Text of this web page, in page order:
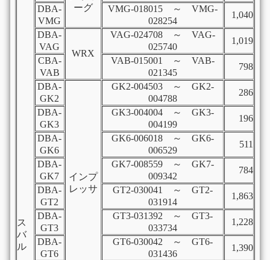
ス
バ
ル
ーグ
DBA-
VMG
VMG-018015 ～ VMG-
028254
1,040
DBA-
VAG
WRX
VAG-024708 ～ VAG-
025740
1,019
CBA-
VAB
VAB-015001 ～ VAB-
021345
798
DBA-
GK2
インプ
レッサ
GK2-004503 ～ GK2-
004788
286
DBA-
GK3
GK3-004004 ～ GK3-
004199
196
DBA-
GK6
GK6-006018 ～ GK6-
006529
511
DBA-
GK7
GK7-008559 ～ GK7-
009342
784
DBA-
GT2
GT2-030041 ～ GT2-
031914
1,863
DBA-
GT3
GT3-031392 ～ GT3-
033734
1,228
DBA-
GT6
GT6-030042 ～ GT6-
031436
1,390